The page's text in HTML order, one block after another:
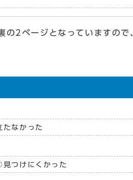
となっていますので、
たなかった
見つけにくかった